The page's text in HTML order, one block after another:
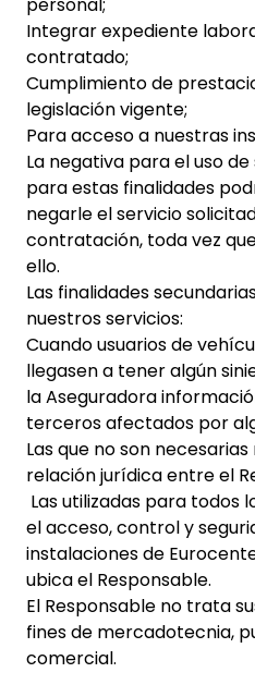
Integrar expediente
contratado;
Cumplimiento de
legislación vigente;
Para acceso a nuestras
La negativa para el uso
para estas finalidades
negarle el servicio
contratación, toda vez
ello.
Las finalidades
nuestros servicios:
Cuando usuarios de
llegasen a tener algún
la Aseguradora
terceros afectados por
Las que no son
relación jurídica entre el
Las utilizadas para todos
el acceso, control y
instalaciones de
ubica el Responsable.
El Responsable no trata
fines de mercadotecnia,
comercial.